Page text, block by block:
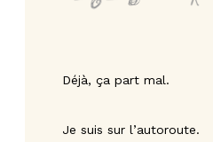
Déjà, ça part mal.
Je suis sur l’autoroute.